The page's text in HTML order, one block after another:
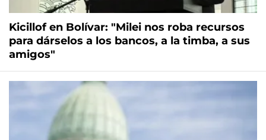
Kicillof en Bolívar: "Milei nos roba recursos
para dárselos a los bancos, a la timba, a sus
amigos"